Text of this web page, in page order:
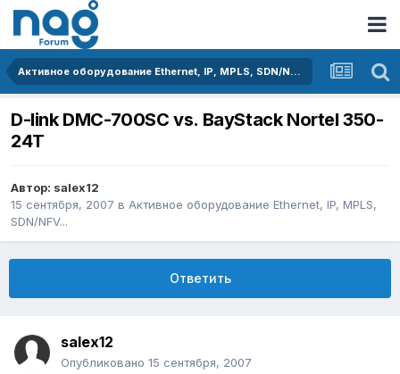
Активное оборудование Ethernet, IP, MPLS, SDN/NFV...
D-link DMC-700SC vs. BayStack Nortel 350-
24T
Автор: salex12
15 сентября, 2007 в Активное оборудование Ethernet, IP, MPLS,
SDN/NFV...
Ответить
salex12
Опубликовано 15 сентября, 2007